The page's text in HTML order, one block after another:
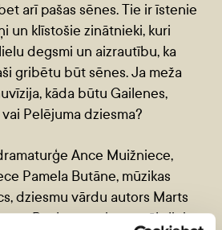
arī pašas sēnes. Tie ir īstenie
un klīstošie zinātnieki, kuri
degsmi un aizrautību, ka
gribētu būt sēnes. Ja meža
kāda būtu Gailenes,
Pelējuma dziesma?
Ance Muižniece,
Pamela Butāne, mūzikas
dziesmu vārdu autors Marts
Bankava, gaismu māksliniece